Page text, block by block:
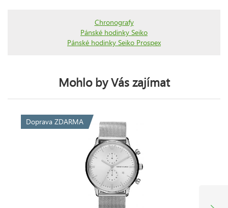
Chronografy
Pánské hodinky Seiko
Pánské hodinky Seiko Prospex
Mohlo by Vás zajímat
Doprava ZDARMA